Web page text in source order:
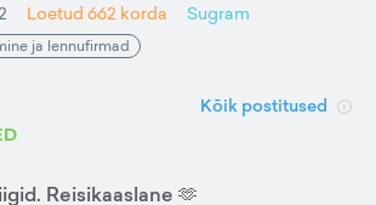
Loetud 662 korda Sugram
ja lennufirmad
Kõik postitused
Reisikaaslane 🫶